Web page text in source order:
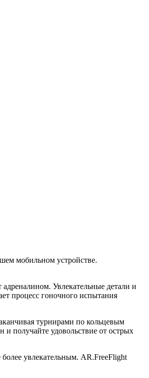
мобильном устройстве.
Увлекательные детали и
процесс гоночного испытания
турнирами по кольцевым
получайте удовольствие от острых
увлекательным. AR.FreeFlight